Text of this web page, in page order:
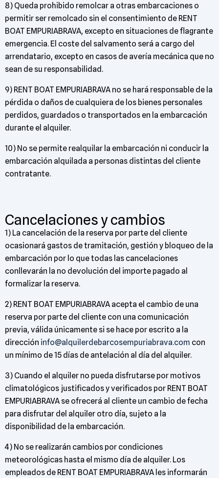
8) Queda prohibido remolcar a otras embarcaciones o
permitir ser remolcado sin el consentimiento de RENT
BOAT EMPURIABRAVA, excepto en situaciones de flagrante
emergencia. El coste del salvamento será a cargo del
arrendatario, excepto en casos de avería mecánica que no
sean de su responsabilidad.
9) RENT BOAT EMPURIABRAVA no se hará responsable de la
pérdida o daños de cualquiera de los bienes personales
perdidos, guardados o transportados en la embarcación
durante el alquiler.
10) No se permite realquilar la embarcación ni conducir la
embarcación alquilada a personas distintas del cliente
contratante.
Cancelaciones y cambios
1) La cancelación de la reserva por parte del cliente
ocasionará gastos de tramitación, gestión y bloqueo de la
embarcación por lo que todas las cancelaciones
conllevarán la no devolución del importe pagado al
formalizar la reserva.
2) RENT BOAT EMPURIABRAVA acepta el cambio de una
reserva por parte del cliente con una comunicación
previa, válida únicamente si se hace por escrito a la
dirección info@alquilerdebarcosempuriabrava.com con
un mínimo de 15 días de antelación al día del alquiler.
3) Cuando el alquiler no pueda disfrutarse por motivos
climatológicos justificados y verificados por RENT BOAT
EMPURIABRAVA se ofrecerá al cliente un cambio de fecha
para disfrutar del alquiler otro día, sujeto a la
disponibilidad de la embarcación.
4) No se realizarán cambios por condiciones
meteorológicas hasta el mismo día de alquiler. Los
empleados de RENT BOAT EMPURIABRAVA les informarán